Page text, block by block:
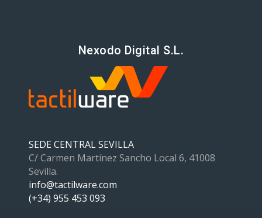
Nexodo Digital S.L.
SEDE CENTRAL SEVILLA
C/ Carmen Martínez Sancho Local 6, 41008
Sevilla.
info@tactilware.com
(+34) 955 453 093